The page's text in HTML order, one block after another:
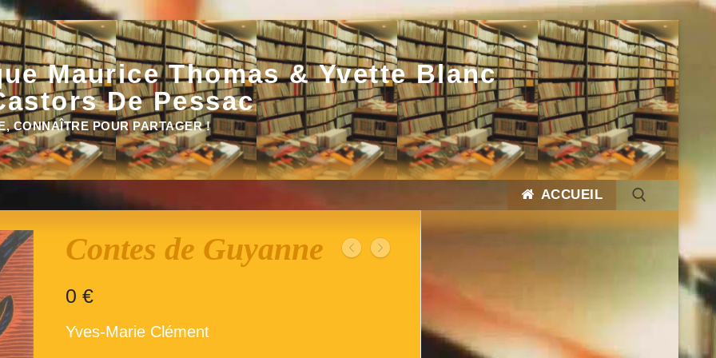
Maurice Thomas & Yvette Blanc
De Pessac
CONNAÎTRE POUR PARTAGER !
ACCUEIL
Contes de Guyanne
0€
Yves-Marie Clément